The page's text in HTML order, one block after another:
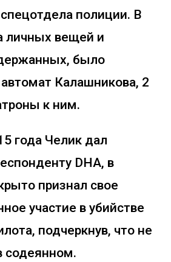
полиции. В
личных вещей и
было
Калашникова, 2
к ним.
года Челик дал
DHA, в
признал свое
участие в убийстве
подчеркнув, что не
содеянном.